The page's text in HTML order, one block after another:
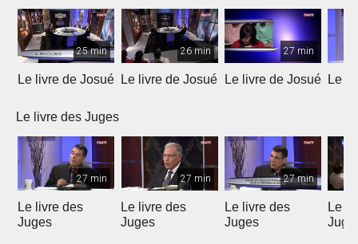
25 min
Le livre de Josué
26 min
Le livre de Josué
27 min
Le livre de Josué Le
Le livre des Juges
27 min
Le livre des
Juges
27 min
Le livre des
Juges
27 min
Le livre des
Juges
Le